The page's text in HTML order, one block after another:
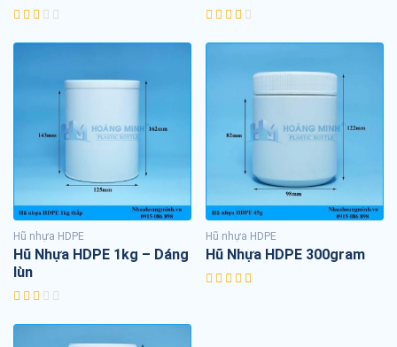
Hũ nhựa HDPE
Hũ Nhựa HDPE 1kg – Dáng
lùn
Hũ nhựa HDPE
Hũ Nhựa HDPE 300gram